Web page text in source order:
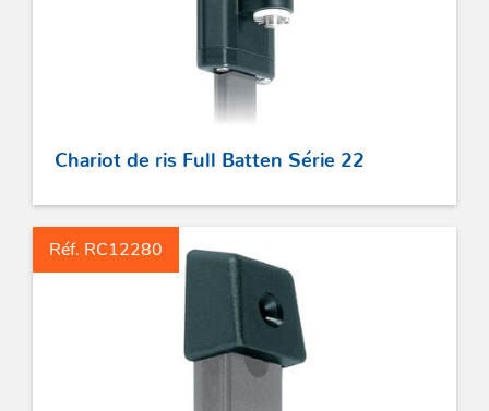
Chariot de ris Full Batten Série 22
Réf. RC12280